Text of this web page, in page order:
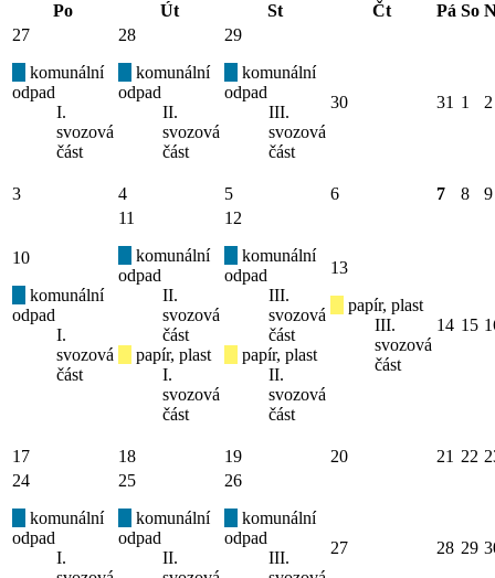
Po Út St Čt Pá So
27
komunální
odpad
I.
svozová
část
28
komunální
odpad
II.
svozová
část
29
komunální
odpad
III.
svozová
část
30 31 1 2
3 4 5 6 7 8 9
10
komunální
odpad
I.
svozová
část
11
komunální
odpad
II.
svozová
část
papír, plast
I.
svozová
část
12
komunální
odpad
III.
svozová
část
papír, plast
II.
svozová
část
13
papír, plast
III.
svozová
část
14 15
17 18 19 20 21 22
24
komunální
odpad
I.
25
komunální
odpad
II.
26
komunální
odpad
III.
27 28 29